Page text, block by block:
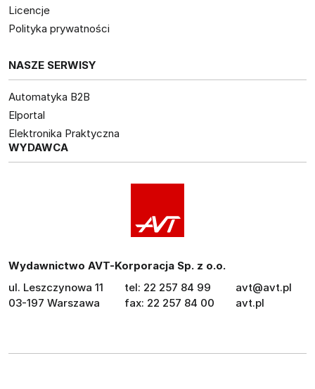
Licencje
Polityka prywatności
NASZE SERWISY
Automatyka B2B
Elportal
Elektronika Praktyczna
WYDAWCA
Wydawnictwo AVT-Korporacja Sp. z o.o.
ul. Leszczynowa 11
03-197 Warszawa
tel: 22 257 84 99
fax: 22 257 84 00
avt@avt.pl
avt.pl